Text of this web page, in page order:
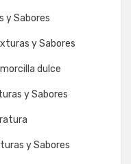
y Sabores
y Sabores
dulce
y Sabores
y Sabores